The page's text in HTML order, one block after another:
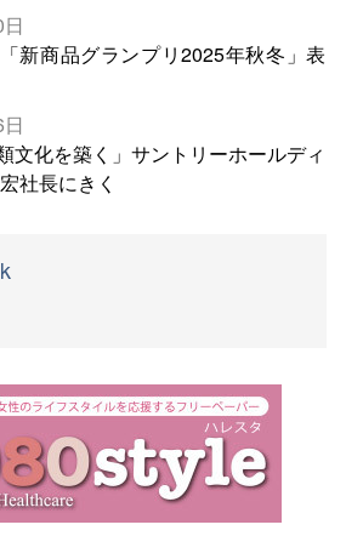
新商品グランプリ2025年秋冬」表
文化を築く」サントリーホールディ
社長にきく